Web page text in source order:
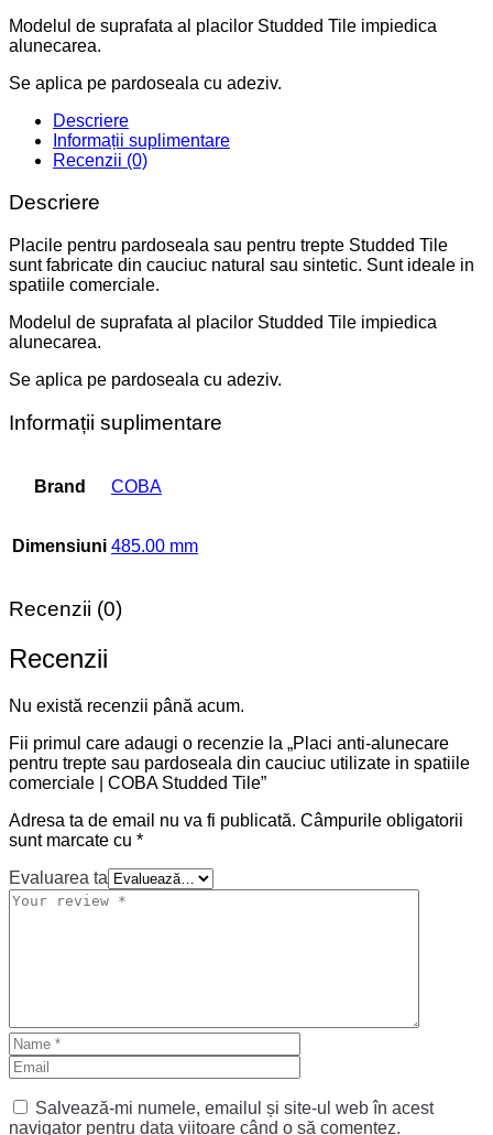
Modelul de suprafata al placilor Studded Tile impiedica
alunecarea.
Se aplica pe pardoseala cu adeziv.
Descriere
Informații suplimentare
Recenzii (0)
Descriere
Placile pentru pardoseala sau pentru trepte Studded Tile
sunt fabricate din cauciuc natural sau sintetic. Sunt ideale in
spatiile comerciale.
Modelul de suprafata al placilor Studded Tile impiedica
alunecarea.
Se aplica pe pardoseala cu adeziv.
Informații suplimentare
Brand COBA
Dimensiuni 485.00 mm
Recenzii (0)
Recenzii
Nu există recenzii până acum.
Fii primul care adaugi o recenzie la „Placi anti-alunecare
pentru trepte sau pardoseala din cauciuc utilizate in spatiile
comerciale | COBA Studded Tile”
Adresa ta de email nu va fi publicată. Câmpurile obligatorii
sunt marcate cu *
Evaluarea ta
Salvează-mi numele, emailul și site-ul web în acest
navigator pentru data viitoare când o să comentez.